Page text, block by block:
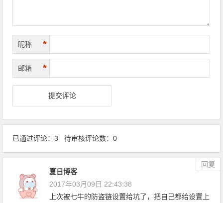
昵称 *
邮箱 *
已通过评论：3 待审核评论数：0
夏日博客
回复
2017年03月09日 22:43:38
上次被七牛的防盗链设置给坑了，把自己都给设置上